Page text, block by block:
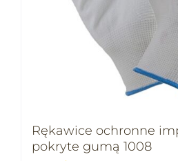
Rękawice ochronne
pokryte gumą 1008